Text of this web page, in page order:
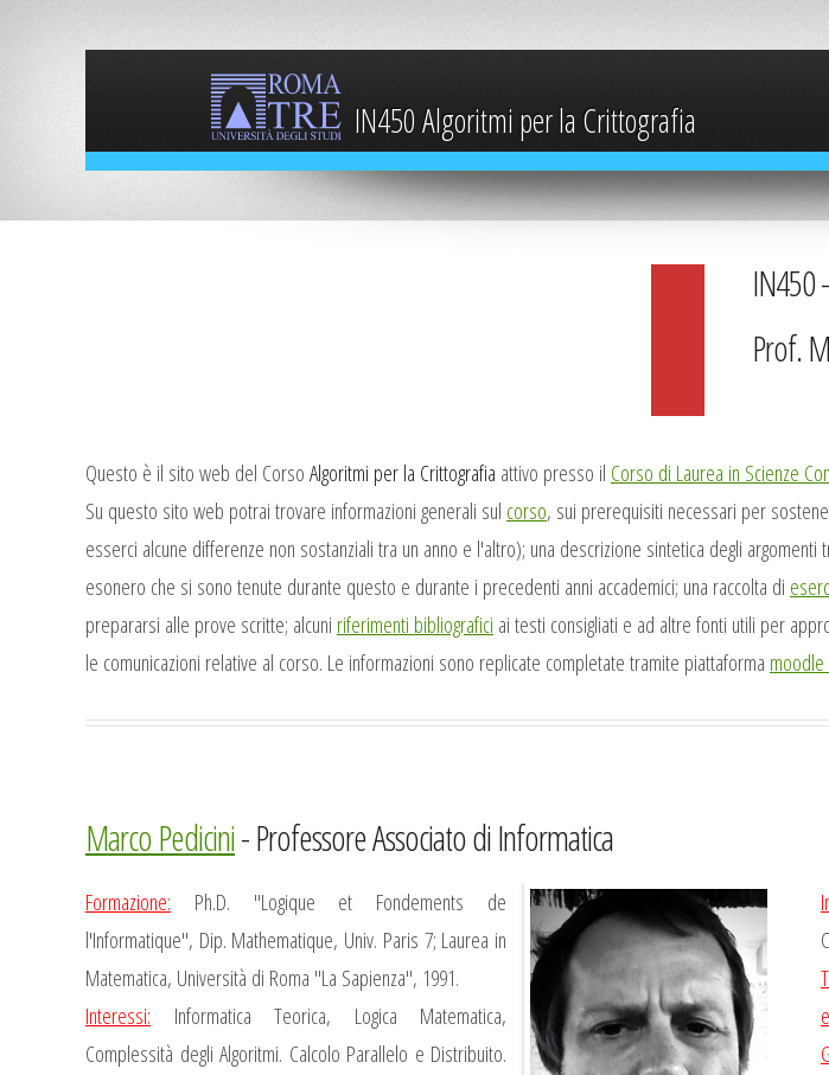
IN450 Algoritmi per la Crittografia
IN450
Prof.
Questo è il sito web del Corso Algoritmi per la Crittografia attivo presso il Corso di Laurea in Scienze
Su questo sito web potrai trovare informazioni generali sul corso, sui prerequisiti necessari per
esserci alcune differenze non sostanziali tra un anno e l'altro); una descrizione sintetica degli argomenti
esonero che si sono tenute durante questo e durante i precedenti anni accademici; una raccolta di
prepararsi alle prove scritte; alcuni riferimenti bibliografici ai testi consigliati e ad altre fonti utili per
le comunicazioni relative al corso. Le informazioni sono replicate completate tramite piattaforma
Marco Pedicini- Professore Associato di Informatica
Formazione: Ph.D. "Logique et Fondements de
l'Informatique", Dip. Mathematique, Univ. Paris 7; Laurea in
Matematica, Università di Roma "La Sapienza", 1991.
Interessi: Informatica Teorica, Logica Matematica,
Complessità degli Algoritmi. Calcolo Parallelo e Distribuito.